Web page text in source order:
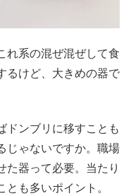
れ系の混ぜ混ぜして食
るけど、大きめの器で
ドンブリに移すことも
じゃないですか。職場
た器って必要。当たり
も多いポイント。